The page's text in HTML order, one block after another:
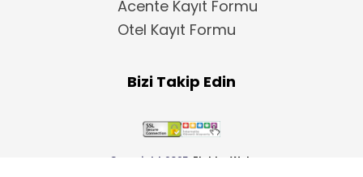
Acente Kayıt Formu
Otel Kayıt Formu
Bizi Takip Edin
Copyright 2025 ElektraWeb